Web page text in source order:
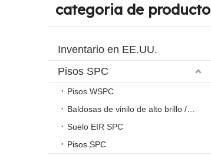
categoria de producto
Inventario en EE.UU.
Pisos SPC
Pisos WSPC
Suelo EIR SPC
Pisos SPC